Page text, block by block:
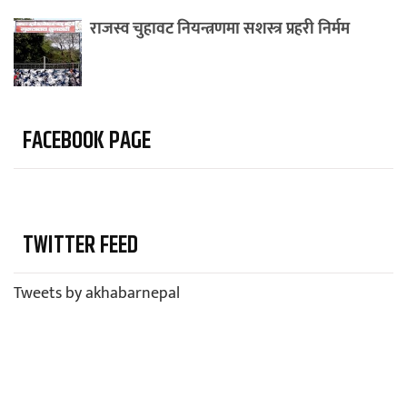
राजस्व चुहावट नियन्त्रणमा सशस्त्र प्रहरी निर्मम
FACEBOOK PAGE
TWITTER FEED
Tweets by akhabarnepal